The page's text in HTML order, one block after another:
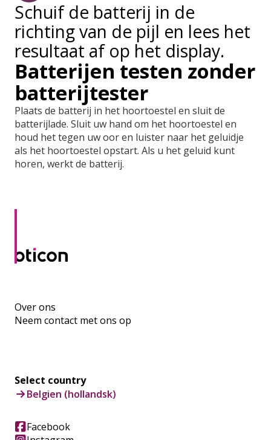
Schuif de batterij in de
richting van de pijl en lees het
resultaat af op het display.
Batterijen testen zonder
batterijtester
Plaats de batterij in het hoortoestel en sluit de
batterijlade. Sluit uw hand om het hoortoestel en
houd het tegen uw oor en luister naar het geluidje
als het hoortoestel opstart. Als u het geluid kunt
horen, werkt de batterij.
Over ons
Neem contact met ons op
Select country
Belgien (hollandsk)
Facebook